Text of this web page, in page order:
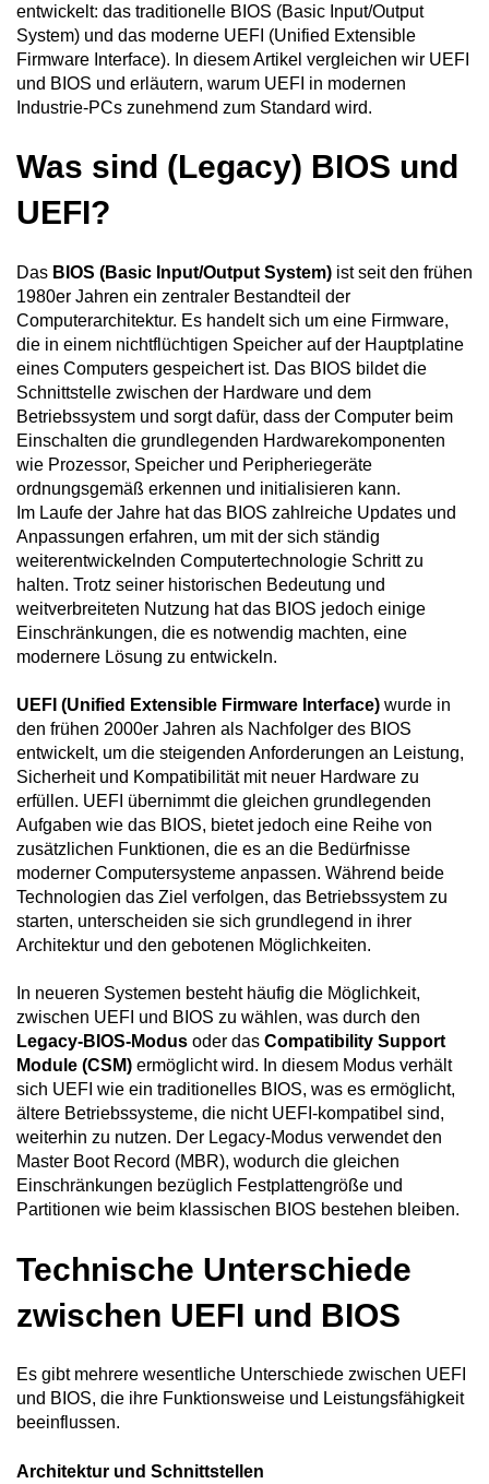
entwickelt: das traditionelle BIOS (Basic Input/Output
System) und das moderne UEFI (Unified Extensible
Firmware Interface). In diesem Artikel vergleichen wir UEFI
und BIOS und erläutern, warum UEFI in modernen
Industrie-PCs zunehmend zum Standard wird.
Was sind (Legacy) BIOS und
UEFI?
Das BIOS (Basic Input/Output System) ist seit den frühen
1980er Jahren ein zentraler Bestandteil der
Computerarchitektur. Es handelt sich um eine Firmware,
die in einem nichtflüchtigen Speicher auf der Hauptplatine
eines Computers gespeichert ist. Das BIOS bildet die
Schnittstelle zwischen der Hardware und dem
Betriebssystem und sorgt dafür, dass der Computer beim
Einschalten die grundlegenden Hardwarekomponenten
wie Prozessor, Speicher und Peripheriegeräte
ordnungsgemäß erkennen und initialisieren kann.
Im Laufe der Jahre hat das BIOS zahlreiche Updates und
Anpassungen erfahren, um mit der sich ständig
weiterentwickelnden Computertechnologie Schritt zu
halten. Trotz seiner historischen Bedeutung und
weitverbreiteten Nutzung hat das BIOS jedoch einige
Einschränkungen, die es notwendig machten, eine
modernere Lösung zu entwickeln.
UEFI (Unified Extensible Firmware Interface) wurde in
den frühen 2000er Jahren als Nachfolger des BIOS
entwickelt, um die steigenden Anforderungen an Leistung,
Sicherheit und Kompatibilität mit neuer Hardware zu
erfüllen. UEFI übernimmt die gleichen grundlegenden
Aufgaben wie das BIOS, bietet jedoch eine Reihe von
zusätzlichen Funktionen, die es an die Bedürfnisse
moderner Computersysteme anpassen. Während beide
Technologien das Ziel verfolgen, das Betriebssystem zu
starten, unterscheiden sie sich grundlegend in ihrer
Architektur und den gebotenen Möglichkeiten.
In neueren Systemen besteht häufig die Möglichkeit,
zwischen UEFI und BIOS zu wählen, was durch den
Legacy-BIOS-Modus oder das Compatibility Support
Module (CSM) ermöglicht wird. In diesem Modus verhält
sich UEFI wie ein traditionelles BIOS, was es ermöglicht,
ältere Betriebssysteme, die nicht UEFI-kompatibel sind,
weiterhin zu nutzen. Der Legacy-Modus verwendet den
Master Boot Record (MBR), wodurch die gleichen
Einschränkungen bezüglich Festplattengröße und
Partitionen wie beim klassischen BIOS bestehen bleiben.
Technische Unterschiede
zwischen UEFI und BIOS
Es gibt mehrere wesentliche Unterschiede zwischen UEFI
und BIOS, die ihre Funktionsweise und Leistungsfähigkeit
beeinflussen.
Architektur und Schnittstellen